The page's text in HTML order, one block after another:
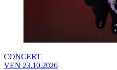
CONCERT
VEN 23.10.2026